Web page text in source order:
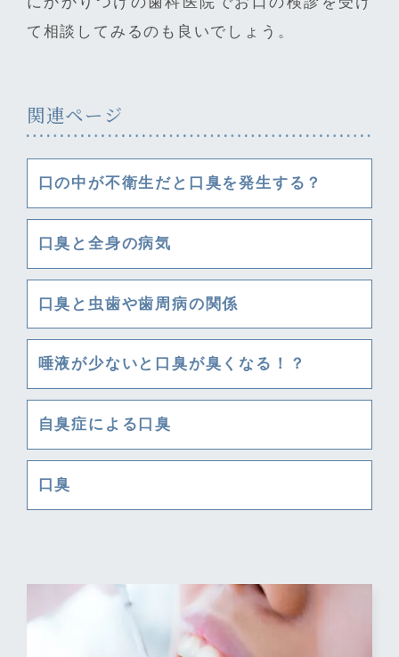
て相談してみるのも良いでしょう。
関連ページ
口の中が不衛生だと口臭を発生する？
口臭と全身の病気
口臭と虫歯や歯周病の関係
唾液が少ないと口臭が臭くなる！？
自臭症による口臭
口臭